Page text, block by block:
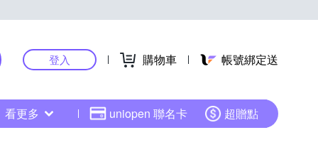
登入 購物車 帳號綁定送
看更多 uniopen 聯名卡 超贈點